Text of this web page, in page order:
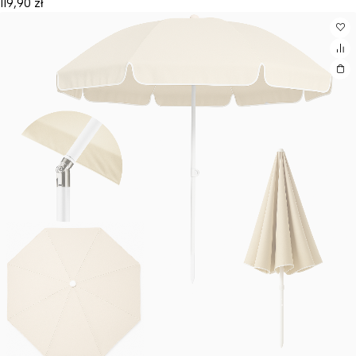
119,90 zł